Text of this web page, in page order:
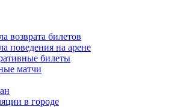
возврата билетов
поведения на арене
билеты
матчи
в городе